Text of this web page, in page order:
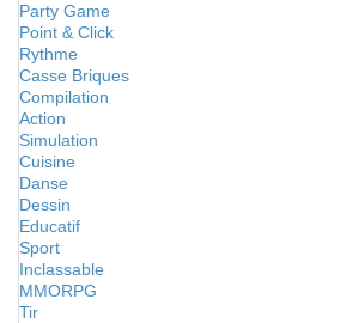
Party Game
Point & Click
Rythme
Casse Briques
Compilation
Action
Simulation
Cuisine
Danse
Dessin
Educatif
Sport
Inclassable
MMORPG
Tir